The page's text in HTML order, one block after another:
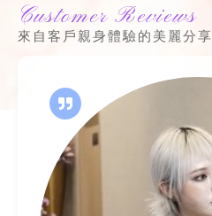
Customer Reviews
來自客戶親身體驗的美麗分享